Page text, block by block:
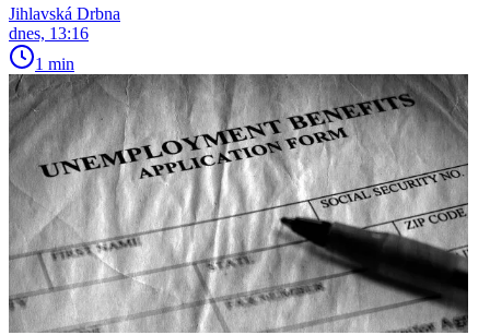
Jihlavská Drbna
dnes, 13:16
1 min